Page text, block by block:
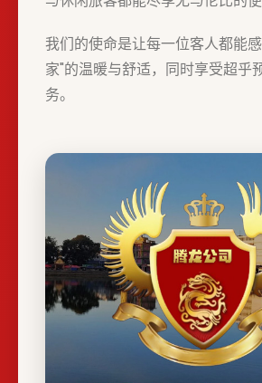
我们的使命是让每一位客人都能
家"的温暖与舒适，同时享受超乎
务。